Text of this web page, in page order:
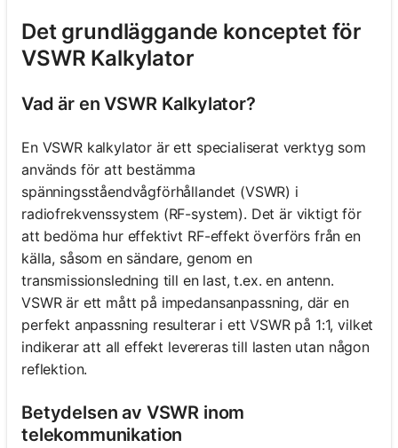
Det grundläggande konceptet för
VSWR Kalkylator
Vad är en VSWR Kalkylator?
En VSWR kalkylator är ett specialiserat verktyg som
används för att bestämma
spänningsståendvågförhållandet (VSWR) i
radiofrekvenssystem (RF-system). Det är viktigt för
att bedöma hur effektivt RF-effekt överförs från en
källa, såsom en sändare, genom en
transmissionsledning till en last, t.ex. en antenn.
VSWR är ett mått på impedansanpassning, där en
perfekt anpassning resulterar i ett VSWR på 1:1, vilket
indikerar att all effekt levereras till lasten utan någon
reflektion.
Betydelsen av VSWR inom
telekommunikation